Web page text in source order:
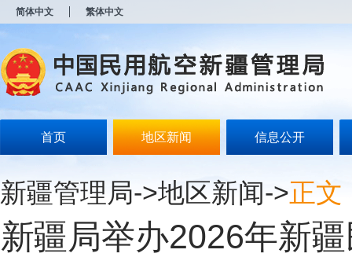
简体中文 繁体中文
首页 地区新闻 信息公开
新疆管理局->地区新闻->正文
新疆局举办2026年新
开
无
障
说
Alt
加
浪
键